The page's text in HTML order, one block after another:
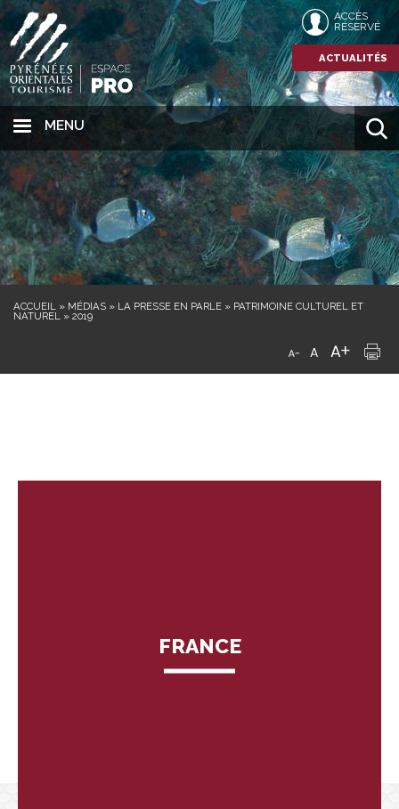
MENU
ACCÈS
RÉSERVÉ
ACTUALITÉS
ACCUEIL » MÉDIAS » LA PRESSE EN PARLE » PATRIMOINE CULTUREL ET
NATUREL » 2019
FRANCE